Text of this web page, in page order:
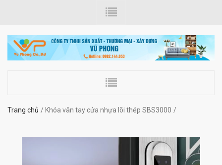
Trang chủ Khóa vân tay cửa nhựa lõi thép SBS3000